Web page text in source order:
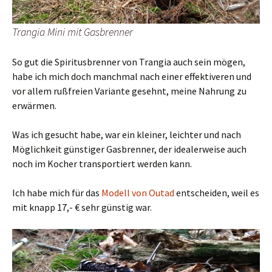
Trangia Mini mit Gasbrenner
So gut die Spiritusbrenner von Trangia auch sein mögen,
habe ich mich doch manchmal nach einer effektiveren und
vor allem rußfreien Variante gesehnt, meine Nahrung zu
erwärmen.
Was ich gesucht habe, war ein kleiner, leichter und nach
Möglichkeit günstiger Gasbrenner, der idealerweise auch
noch im Kocher transportiert werden kann.
Ich habe mich für das Modell von Outad entscheiden, weil es
mit knapp 17,- € sehr günstig war.